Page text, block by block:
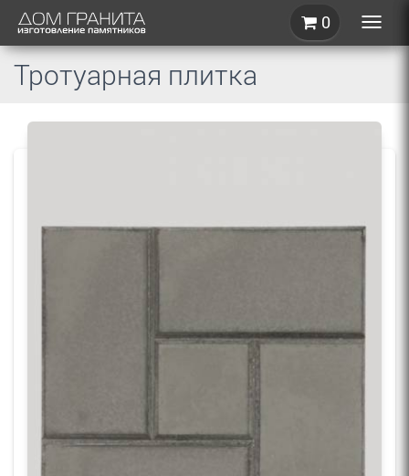
Toggle
0
Тротуарная плитка